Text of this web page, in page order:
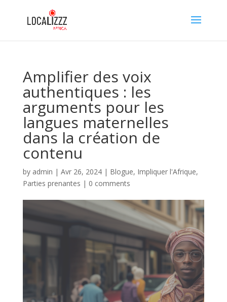
Amplifier des voix
authentiques : les
arguments pour les
langues maternelles
dans la création de
contenu
by admin | Avr 26, 2024| Blogue, Impliquer l'Afrique,
Parties prenantes | 0 comments